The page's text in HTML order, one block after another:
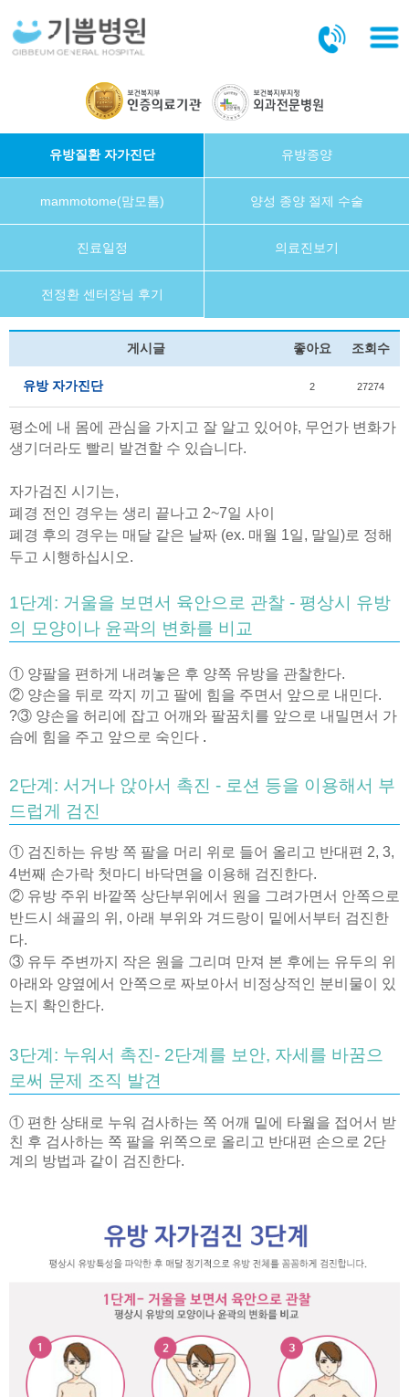
유방질환 자가진단 유방종양
mammotome(맘모톰) 양성 종양 절제 수술
진료일정 의료진보기
전정환 센터장님 후기
게시글 좋아요 조회수
유방 자가진단 2 27274
평소에 내 몸에 관심을 가지고 잘 알고 있어야, 무언가 변화가
생기더라도 빨리 발견할 수 있습니다.
자가검진 시기는,
폐경 전인 경우는 생리 끝나고 2~7일 사이
폐경 후의 경우는 매달 같은 날짜 (ex. 매월 1일, 말일)로 정해
두고 시행하십시오.
1단계: 거울을 보면서 육안으로 관찰 - 평상시 유방
의 모양이나 윤곽의 변화를 비교
① 양팔을 편하게 내려놓은 후 양쪽 유방을 관찰한다.
② 양손을 뒤로 깍지 끼고 팔에 힘을 주면서 앞으로 내민다.
?③ 양손을 허리에 잡고 어깨와 팔꿈치를 앞으로 내밀면서 가
슴에 힘을 주고 앞으로 숙인다 .
2단계: 서거나 앉아서 촉진 - 로션 등을 이용해서 부
드럽게 검진
① 검진하는 유방 쪽 팔을 머리 위로 들어 올리고 반대편 2, 3,
4번째 손가락 첫마디 바닥면을 이용해 검진한다.
② 유방 주위 바깥쪽 상단부위에서 원을 그려가면서 안쪽으로
반드시 쇄골의 위 , 아래 부위와 겨드랑이 밑에서부터 검진한
다.
③ 유두 주변까지 작은 원을 그리며 만져 본 후에는 유두의 위
아래와 양옆에서 안쪽으로 짜보아서 비정상적인 분비물이 있
는지 확인한다.
3단계: 누워서 촉진- 2단계를 보안, 자세를 바꿈으
로써 문제 조직 발견
① 편한 상태로 누워 검사하는 쪽 어깨 밑에 타월을 접어서 받
친 후 검사하는 쪽 팔을 위쪽으로 올리고 반대편 손으로 2단
계의 방법과 같이 검진한다.